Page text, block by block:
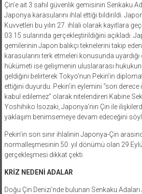
Çin’e ait 3 sahil güvenlik gemisinin Senkaku
Japonya karasularını ihlal ettiği bildirildi.
Kuvvetleri bu yılın 27. ihlali olarak kayıtlara
03.15 sularında gerçekleştirildiğini açıkladı.
gemilerinin Japon balıkçı teknelerini takip
karasularını terk etmeleri konusunda
hükümeti ise gelişmenin uluslararası
geldiğini belirterek Tokyo’nun Pekin’in
ettiğini duyurdu. Pekin’in eylemini “son
kabul edilemez” olarak nitelendiren Kabine
Yoshihiko Isozaki, Japonya’nın Çin ile
yaklaşım benimsemeye devam edeceğini
Pekin’in son sınır ihlalinin Japonya-Çin
normalleşmesinin 50. yıl dönümü olan 29
gerçekleşmesi dikkat çekti.
KRİZ NEDENİ ADALAR
Doğu Çin Denizi’nde bulunan Senkaku Adaları